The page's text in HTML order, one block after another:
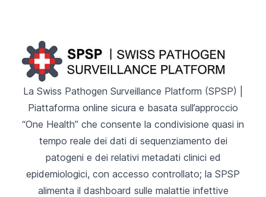
La Swiss Pathogen Surveillance Platform (SPSP)
Piattaforma online sicura e basata sull’approccio
“One Health” che consente la condivisione quasi in
tempo reale dei dati di sequenziamento dei
patogeni e dei relativi metadati clinici ed
epidemiologici, con accesso controllato; la SPSP
alimenta il dashboard sulle malattie infettive